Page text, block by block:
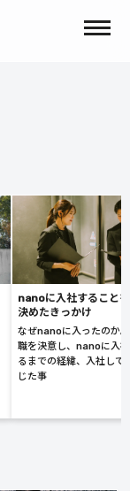
nanoに入社することを
決めたきっかけ
なぜnanoに入ったのか
職を決意し、nanoに入
るまでの経緯、入社して
じた事